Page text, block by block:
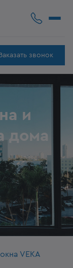
звонок
и
дома
VEKA